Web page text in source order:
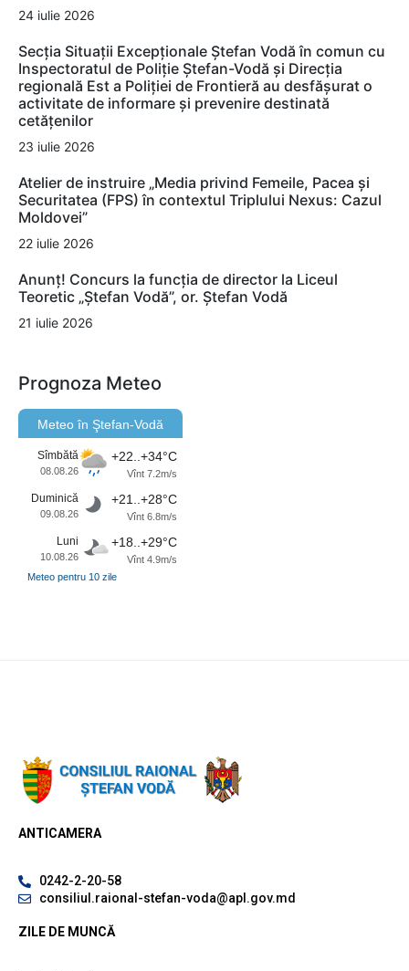
24 iulie 2026
Secția Situații Excepționale Ștefan Vodă în comun cu
Inspectoratul de Poliție Ștefan-Vodă și Direcția
regională Est a Poliției de Frontieră au desfășurat o
activitate de informare și prevenire destinată
cetățenilor
23 iulie 2026
Atelier de instruire „Media privind Femeile, Pacea și
Securitatea (FPS) în contextul Triplului Nexus: Cazul
Moldovei”
22 iulie 2026
Anunț! Concurs la funcția de director la Liceul
Teoretic „Ștefan Vodă”, or. Ștefan Vodă
21 iulie 2026
Prognoza Meteo
Meteo în Ştefan-Vodă
Sîmbătă
08.08.26
+22..+34°C
Vînt 7.2m/s
Duminică
09.08.26
+21..+28°C
Vînt 6.8m/s
Luni
10.08.26
+18..+29°C
Vînt 4.9m/s
Meteo pentru 10 zile
ANTICAMERA
0242-2-20-58
consiliul.raional-stefan-voda@apl.gov.md
ZILE DE MUNCĂ